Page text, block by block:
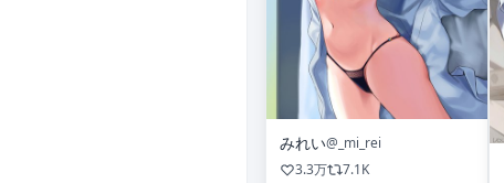
みれい@_mi_rei
3.3万
7.1K